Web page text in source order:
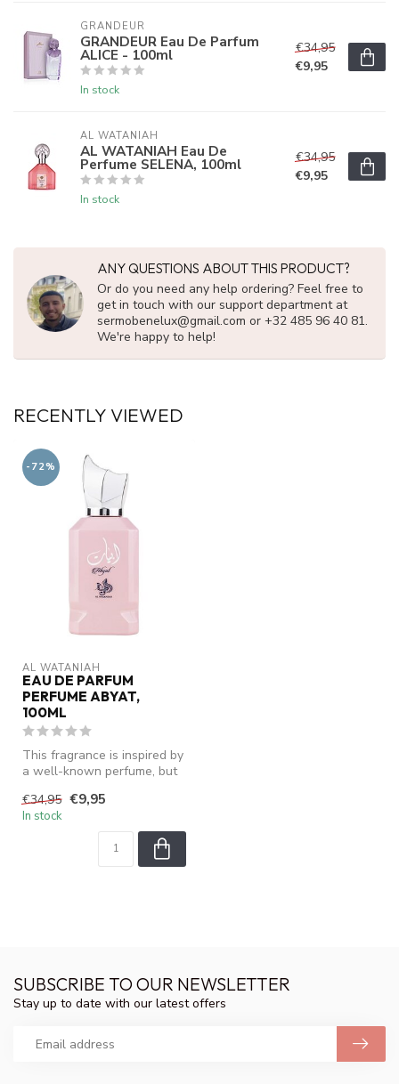
GRANDEUR
GRANDEUR Eau De Parfum
ALICE - 100ml
In stock
€34,95
€9,95
AL WATANIAH
AL WATANIAH Eau De
Perfume SELENA, 100ml
In stock
€34,95
€9,95
ANY QUESTIONS ABOUT THIS PRODUCT?
Or do you need any help ordering? Feel free to
get in touch with our support department at
sermobenelux@gmail.com or +32 485 96 40 81.
We're happy to help!
RECENTLY VIEWED
-72%
AL WATANIAH
EAU DE PARFUM
PERFUME ABYAT,
100ML
This fragrance is inspired by
a well-known perfume, but
€34,95 €9,95
In stock
SUBSCRIBE TO OUR NEWSLETTER
Stay up to date with our latest offers